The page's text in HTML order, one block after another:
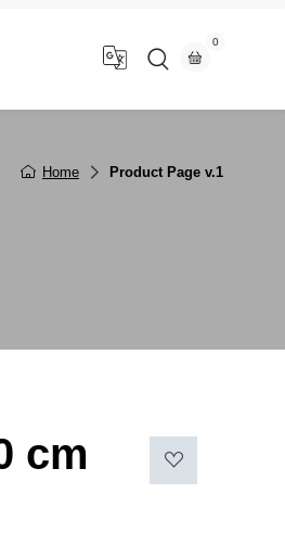
0
Home Product Page v.1
cm